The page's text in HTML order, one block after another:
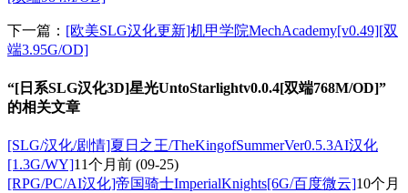
下一篇： [欧美SLG汉化更新]机甲学院MechAcademy[v0.49][双
端3.95G/OD]
“[日系SLG汉化3D]星光UntoStarlightv0.0.4[双端768M/OD]”
的相关文章
[SLG/汉化/剧情]夏日之王/TheKingofSummerVer0.5.3AI汉化
[1.3G/WY]11个月前 (09-25)
[RPG/PC/AI汉化]帝国骑士ImperialKnights[6G/百度微云]10个月